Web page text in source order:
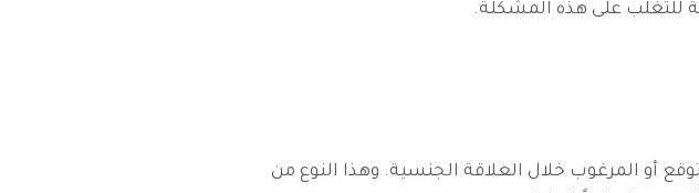
للتغلب على هذه المشكلة.
أو المرغوب خلال العلاقة الجنسية. وهذا النوع من